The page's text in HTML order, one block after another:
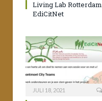
Living Lab Rotterdam
EdiCitNet
JULI 18, 2021